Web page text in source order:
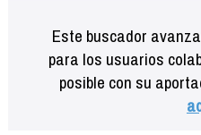
Este buscador
para los usuarios
posible con su